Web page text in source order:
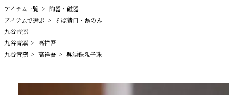
アイテム一覧 > 陶器・磁器
アイテムで選ぶ > そば猪口・湯のみ
九谷青窯
九谷青窯 > 高祥吾
九谷青窯 > 高祥吾 > 呉須鉄親子珠